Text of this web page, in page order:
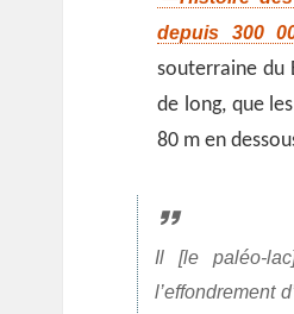
depuis 300
souterraine du
de long, que
80 m en
Il [le paléo-
l’effondrement